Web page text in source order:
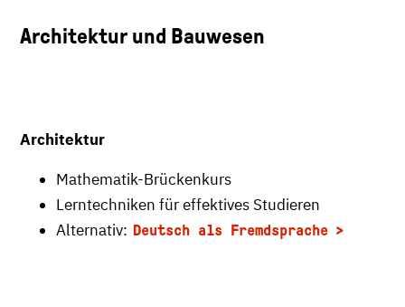
Architektur und Bauwesen
Architektur
Mathematik-Brückenkurs
Lerntechniken für effektives Studieren
Alternativ: Deutsch als Fremdsprache